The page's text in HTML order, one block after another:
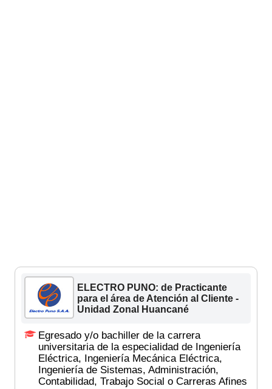
ELECTRO PUNO: de Practicante
para el área de Atención al Cliente -
Unidad Zonal Huancané
Egresado y/o bachiller de la carrera
universitaria de la especialidad de Ingeniería
Eléctrica, Ingeniería Mecánica Eléctrica,
Ingeniería de Sistemas, Administración,
Contabilidad, Trabajo Social o Carreras Afines